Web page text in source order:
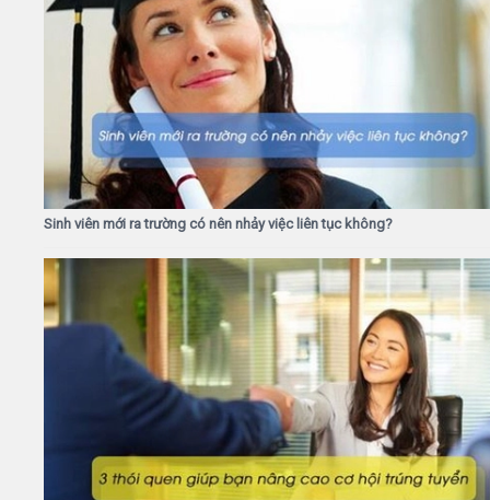
Sinh viên mới ra trường có nên nhảy việc liên tục không?